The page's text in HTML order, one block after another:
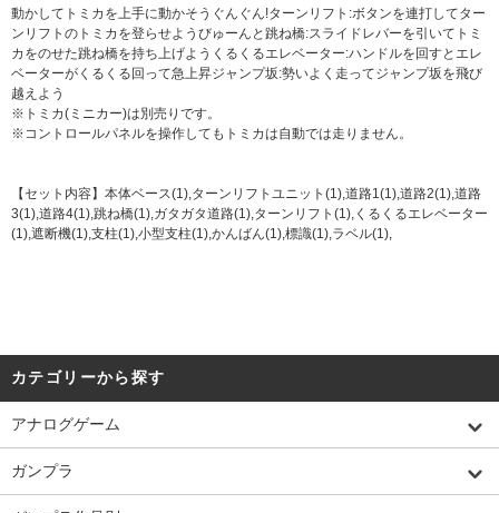
動かしてトミカを上手に動かそうぐんぐん!ターンリフト:ボタンを連打してター
ンリフトのトミカを登らせようびゅーんと跳ね橋:スライドレバーを引いてトミ
カをのせた跳ね橋を持ち上げようくるくるエレベーター:ハンドルを回すとエレ
ベーターがくるくる回って急上昇ジャンプ坂:勢いよく走ってジャンプ坂を飛び
越えよう
※トミカ(ミニカー)は別売りです。
※コントロールパネルを操作してもトミカは自動では走りません。
【セット内容】本体ベース(1),ターンリフトユニット(1),道路1(1),道路2(1),道路
3(1),道路4(1),跳ね橋(1),ガタガタ道路(1),ターンリフト(1),くるくるエレベーター
(1),遮断機(1),支柱(1),小型支柱(1),かんばん(1),標識(1),ラベル(1),
カテゴリーから探す
アナログゲーム
ガンプラ